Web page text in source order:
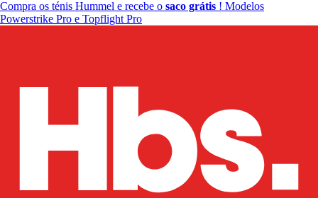
Compra os ténis Hummel e recebe o saco grátis ! Modelos
Powerstrike Pro e Topflight Pro